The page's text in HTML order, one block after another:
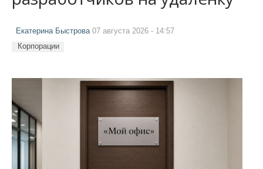
Екатерина Быстрова 07 августа 2026 - 14:57
Корпорации